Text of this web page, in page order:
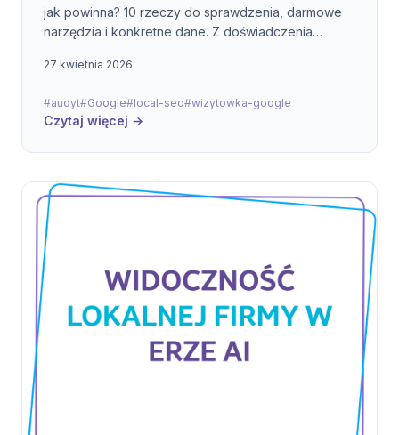
jak powinna? 10 rzeczy do sprawdzenia, darmowe
narzędzia i konkretne dane. Z doświadczenia
27 kwietnia 2026
#audyt#Google#local-seo#wizytowka-google
Czytaj więcej →